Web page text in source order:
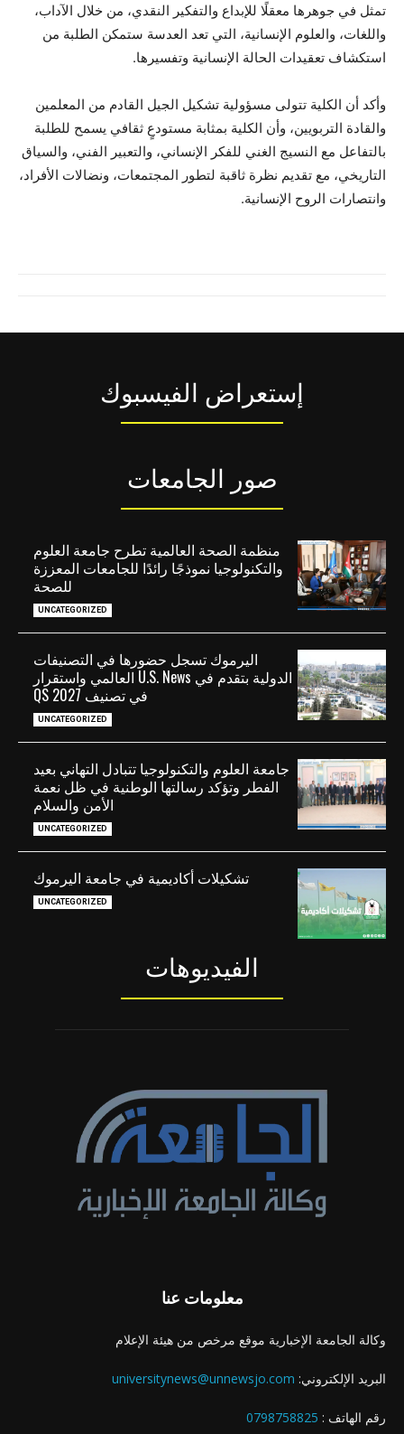
تمثل في جوهرها معقلًا للإبداع والتفكير النقدي، من خلال الآداب،
واللغات، والعلوم الإنسانية، التي تعد العدسة ستمكن الطلبة من
استكشاف تعقيدات الحالة الإنسانية وتفسيرها.
وأكد أن الكلية تتولى مسؤولية تشكيل الجيل القادم من المعلمين
والقادة التربويين، وأن الكلية بمثابة مستودعٍ ثقافي يسمح للطلبة
بالتفاعل مع النسيج الغني للفكر الإنساني، والتعبير الفني، والسياق
التاريخي، مع تقديم نظرة ثاقبة لتطور المجتمعات، ونضالات الأفراد،
وانتصارات الروح الإنسانية.
إستعراض الفيسبوك
صور الجامعات
منظمة الصحة العالمية تطرح جامعة العلوم
والتكنولوجيا نموذجًا رائدًا للجامعات المعززة
للصحة
UNCATEGORIZED
اليرموك تسجل حضورها في التصنيفات
الدولية بتقدم في U.S. News العالمي واستقرار
في تصنيف QS 2027
UNCATEGORIZED
جامعة العلوم والتكنولوجيا تتبادل التهاني بعيد
الفطر وتؤكد رسالتها الوطنية في ظل نعمة
الأمن والسلام
UNCATEGORIZED
تشكيلات أكاديمية في جامعة اليرموك
UNCATEGORIZED
الفيديوهات
معلومات عنا
وكالة الجامعة الإخبارية موقع مرخص من هيئة الإعلام
البريد الإلكتروني: universitynews@unnewsjo.com
رقم الهاتف : 0798758825